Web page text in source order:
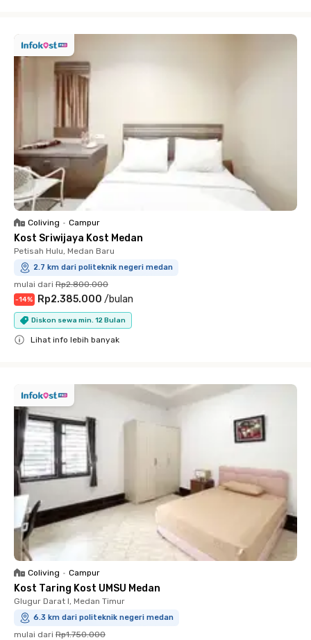
Coliving • Campur
Kost Sriwijaya Kost Medan
Petisah Hulu, Medan Baru
2.7 km dari politeknik negeri medan
mulai dari Rp2.800.000
-14% Rp2.385.000 /bulan
Diskon sewa min. 12 Bulan
Lihat info lebih banyak
Coliving • Campur
Kost Taring Kost UMSU Medan
Glugur Darat I, Medan Timur
6.3 km dari politeknik negeri medan
mulai dari Rp1.750.000